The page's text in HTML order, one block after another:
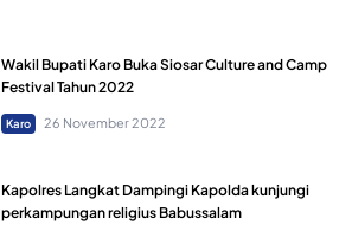
Wakil Bupati Karo Buka Siosar Culture and Camp
Festival Tahun 2022
Karo 26 November 2022
Kapolres Langkat Dampingi Kapolda kunjungi
perkampungan religius Babussalam